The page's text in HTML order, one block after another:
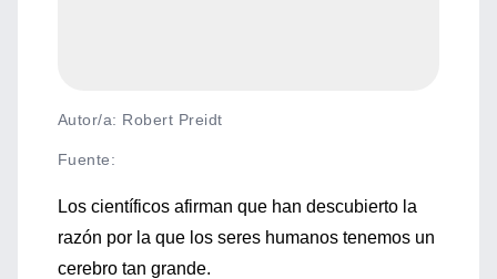
Autor/a: Robert Preidt
Fuente:
Los científicos afirman que han descubierto la
razón por la que los seres humanos tenemos un
cerebro tan grande.